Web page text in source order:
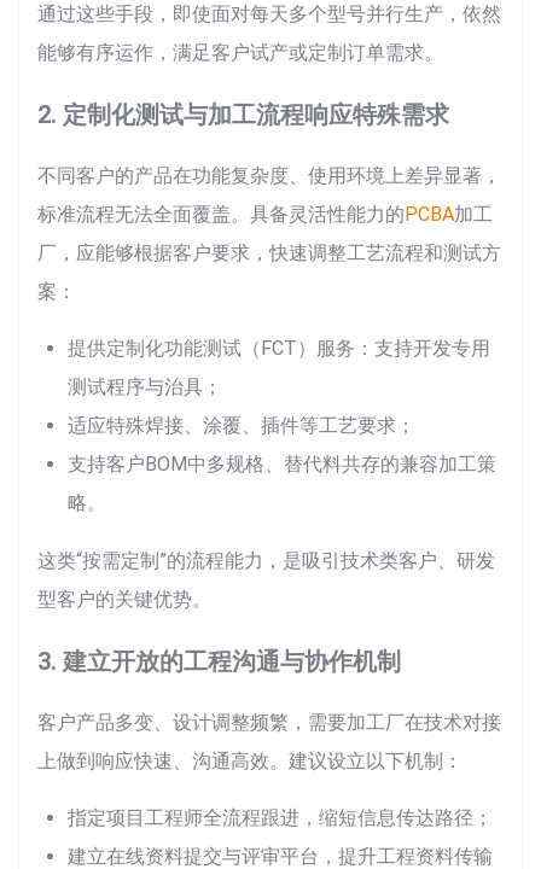
通过这些手段，即使面对每天多个型号并行生产，依然
能够有序运作，满足客户试产或定制订单需求。
2. 定制化测试与加工流程响应特殊需求
不同客户的产品在功能复杂度、使用环境上差异显著，
标准流程无法全面覆盖。具备灵活性能力的PCBA加工
厂，应能够根据客户要求，快速调整工艺流程和测试方
案：
提供定制化功能测试（FCT）服务：支持开发专用
测试程序与治具；
适应特殊焊接、涂覆、插件等工艺要求；
支持客户BOM中多规格、替代料共存的兼容加工策
略。
这类“按需定制”的流程能力，是吸引技术类客户、研发
型客户的关键优势。
3. 建立开放的工程沟通与协作机制
客户产品多变、设计调整频繁，需要加工厂在技术对接
上做到响应快速、沟通高效。建议设立以下机制：
指定项目工程师全流程跟进，缩短信息传达路径；
建立在线资料提交与评审平台，提升工程资料传输